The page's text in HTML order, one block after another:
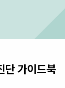
단 가이드북